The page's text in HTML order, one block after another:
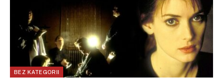
BEZ KATEGORII